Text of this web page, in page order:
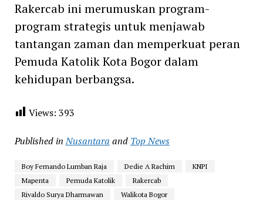
Rakercab ini merumuskan program-
program strategis untuk menjawab
tantangan zaman dan memperkuat peran
Pemuda Katolik Kota Bogor dalam
kehidupan berbangsa.
Views: 393
Published in Nusantara and Top News
Boy Fernando Lumban Raja Dedie A Rachim
KNPI
Mapenta
Pemuda Katolik
Rakercab
Rivaldo Surya Dharmawan
Walikota Bogor